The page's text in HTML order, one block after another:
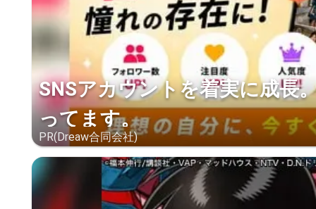
SNSアカウントを着実に成長
ってます。
PR(Dreaw合同会社)